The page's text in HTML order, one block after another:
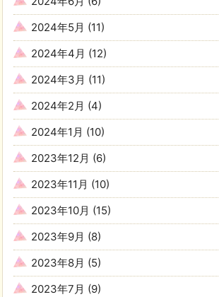
2024年5月 (11)
2024年4月 (12)
2024年3月 (11)
2024年2月 (4)
2024年1月 (10)
2023年12月 (6)
2023年11月 (10)
2023年10月 (15)
2023年9月 (8)
2023年8月 (5)
2023年7月 (9)